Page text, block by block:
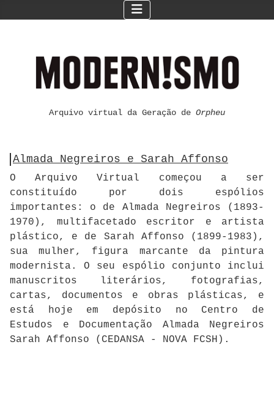
Arquivo virtual da Geração de Orpheu
Almada Negreiros e Sarah Affonso
O Arquivo Virtual começou a ser
constituído por dois espólios
importantes: o de Almada Negreiros (1893-
1970), multifacetado escritor e artista
plástico, e de Sarah Affonso (1899-1983),
sua mulher, figura marcante da pintura
modernista. O seu espólio conjunto inclui
manuscritos literários, fotografias,
cartas, documentos e obras plásticas, e
está hoje em depósito no Centro de
Estudos e Documentação Almada Negreiros
Sarah Affonso (CEDANSA - NOVA FCSH).